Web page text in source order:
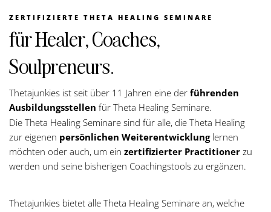
ZERTIFIZIERTE THETA HEALING SEMINARE
für Healer, Coaches,
Soulpreneurs.
Thetajunkies ist seit über 11 Jahren eine der führenden
Ausbildungsstellen für Theta Healing Seminare.
Die Theta Healing Seminare sind für alle, die Theta Healing
zur eigenen persönlichen Weiterentwicklunglernen
möchten oder auch, um ein zertifizierter Practitioner zu
werden und seine bisherigen Coachingstools zu ergänzen.
Thetajunkies bietet alle Theta Healing Seminare an, welche